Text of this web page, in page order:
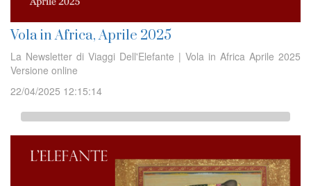
Vola in Africa, Aprile 2025
La Newsletter di Viaggi Dell'Elefante | Vola in Africa Aprile 2025
Versione online
22/04/2025 12:15:14